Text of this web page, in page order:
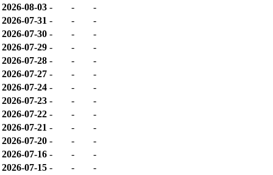
2026-08-03 - -
-
2026-07-31 - -
-
2026-07-30 - -
-
2026-07-29 - -
-
2026-07-28 - -
-
2026-07-27 - -
-
2026-07-24 - -
-
2026-07-23 - -
-
2026-07-22 - -
-
2026-07-21 - -
-
2026-07-20 - -
-
2026-07-16 - -
-
2026-07-15 - -
-